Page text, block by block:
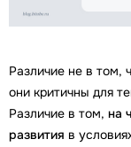
Различие не в том,
они критичны для
Различие в том, на
развития в